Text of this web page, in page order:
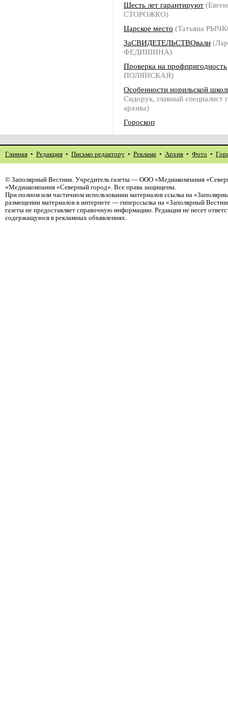
Шесть лет гарантируют
СТОРОЖКО)
Царское место (Татьяна
ЗаСВИДЕТЕЛЬСТВОвали
ФЕДИШИНА)
Проверка на профпригодность
ПОЛЯНСКАЯ)
Особенности норильской
Сидорук, главный специалист
архива)
Гороскоп
Главная • Редакция • Письмо редактору • Реклама • Архив • Фото •
© Заполярный Вестник. Учредитель газеты — ООО «Медиакомпания
«Медиакомпания «Северный город». Все права защищены.
При полном или частичном использовании материалов ссылка на
размещении материалов в интернете — гиперссылка на «Заполярный
газеты не предоставляет справочную информацию. Редакция не несет
содержащуюся в рекламных объявлениях.